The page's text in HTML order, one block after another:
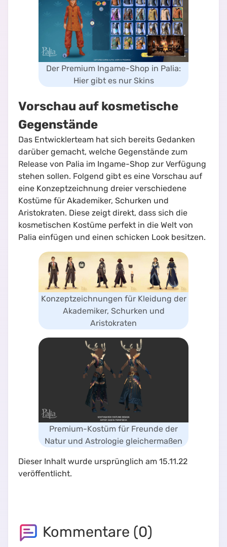
Der Premium Ingame-Shop in Palia:
Hier gibt es nur Skins
Vorschau auf kosmetische
Gegenstände
Das Entwicklerteam hat sich bereits Gedanken
darüber gemacht, welche Gegenstände zum
Release von Palia im Ingame-Shop zur Verfügung
stehen sollen. Folgend gibt es eine Vorschau auf
eine Konzeptzeichnung dreier verschiedene
Kostüme für Akademiker, Schurken und
Aristokraten. Diese zeigt direkt, dass sich die
kosmetischen Kostüme perfekt in die Welt von
Palia einfügen und einen schicken Look besitzen.
Konzeptzeichnungen für Kleidung der
Akademiker, Schurken und
Aristokraten
Premium-Kostüm für Freunde der
Natur und Astrologie gleichermaßen
Dieser Inhalt wurde ursprünglich am 15.11.22
veröffentlicht.
Kommentare (0)